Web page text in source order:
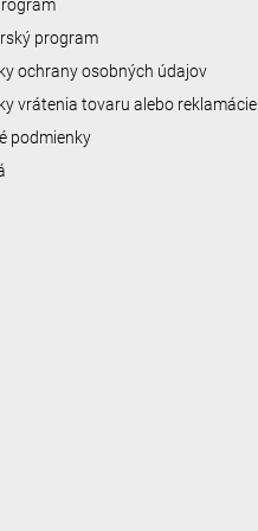
program
ochrany osobných údajov
vrátenia tovaru alebo reklamácie
podmienky